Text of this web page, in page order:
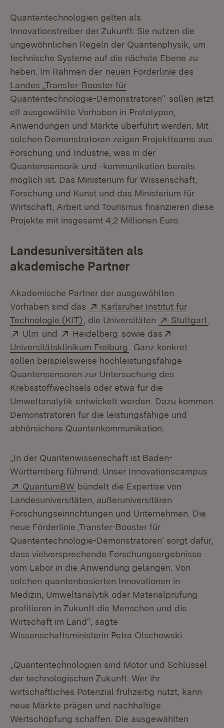
Quantentechnologien gelten als
Innovationstreiber der Zukunft: Sie nutzen die
ungewöhnlichen Regeln der Quantenphysik, um
technische Systeme auf die nächste Ebene zu
heben. Im Rahmen der neuen Förderlinie des
Landes „Transfer-Booster für
Quantentechnologie-Demonstratoren“ sollen jetzt
elf ausgewählte Vorhaben in Prototypen,
Anwendungen und Märkte überführt werden. Mit
solchen Demonstratoren zeigen Projektteams aus
Forschung und Industrie, was in der
Quantensensorik und -kommunikation bereits
möglich ist. Das Ministerium für Wissenschaft,
Forschung und Kunst und das Ministerium für
Wirtschaft, Arbeit und Tourismus finanzieren diese
Projekte mit insgesamt 4,2 Millionen Euro.
Landesuniversitäten als
akademische Partner
Akademische Partner der ausgewählten
Vorhaben sind das
Extern:
Karlsruher Institut für
Technologie (KIT) (Öffnet in neuem Fenster)
, die Universitäten Extern:
Stuttgart
Extern:
Ulm (Öffnet in neuem Fenster)
und Extern:
Heidelberg (Öffnet in neuem Fenster)
sowie das
Universitätsklinikum Freiburg (Öffnet in neuem
. Ganz konkret
sollen beispielsweise hochleistungsfähige
Quantensensoren zur Untersuchung des
Krebsstoffwechsels oder etwa für die
Umweltanalytik entwickelt werden. Dazu kommen
Demonstratoren für die leistungsfähige und
abhörsichere Quantenkommunikation.
„In der Quantenwissenschaft ist Baden-
Württemberg führend: Unser Innovationscampus
Extern:
QuantumBW (Öffnet in neuem Fenster)
bündelt die Expertise von
Landesuniversitäten, außeruniversitären
Forschungseinrichtungen und Unternehmen. Die
neue Förderlinie ‚Transfer-Booster für
Quantentechnologie-Demonstratoren‘ sorgt dafür,
dass vielversprechende Forschungsergebnisse
vom Labor in die Anwendung gelangen. Von
solchen quantenbasierten Innovationen in
Medizin, Umweltanalytik oder Materialprüfung
profitieren in Zukunft die Menschen und die
Wirtschaft im Land“, sagte
Wissenschaftsministerin Petra Olschowski.
„Quantentechnologien sind Motor und Schlüssel
der technologischen Zukunft. Wer ihr
wirtschaftliches Potenzial frühzeitig nutzt, kann
neue Märkte prägen und nachhaltige
Wertschöpfung schaffen. Die ausgewählten